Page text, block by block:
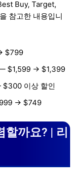
Buy, Target,
참고한 내용입니
$799
$1,599 → $1,399
이상 할인
→ $749
까요? | 리